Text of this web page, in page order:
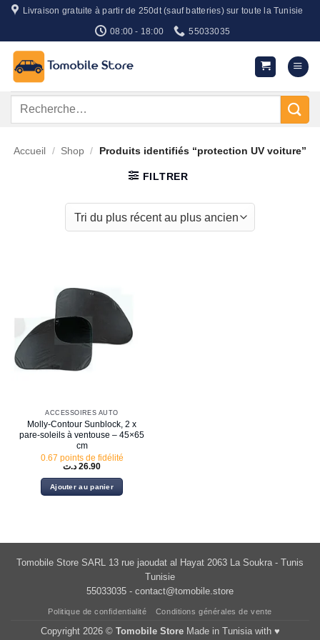
Passer
contenu
Livraison gratuite à partir de 250dt (sauf batteries) sur toute la Tunisie
08:00 - 18:00 55033035
Recherche
Accueil / Shop / Produits identifiés “protection UV voiture”
FILTRER
ACCESSOIRES AUTO
Molly-Contour Sunblock, 2 x
pare-soleils à ventouse – 45×65
cm
0.67 points de fidélité
26.90 د.ت
Ajouter au panier
Tomobile Store SARL 13 rue jaoudat al Hayat 2063 La Soukra - Tunis
Tunisie
55033035 - contact@tomobile.store
Politique de confidentialité Conditions générales de vente
Copyright 2026 © Tomobile StoreMade in Tunisia with ♥